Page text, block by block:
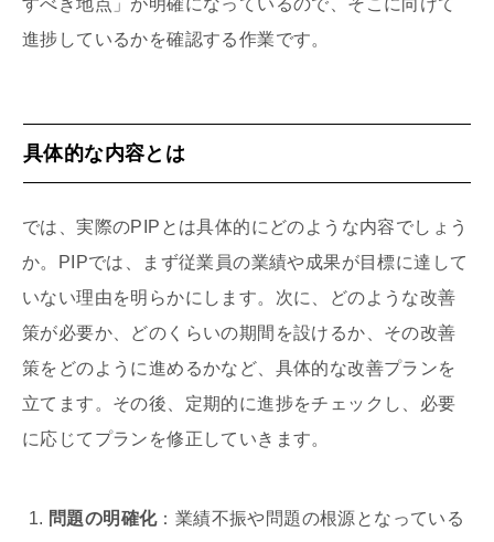
進捗しているかを確認する作業です。
具体的な内容とは
では、実際のPIPとは具体的にどのような内容でしょう
か。PIPでは、まず従業員の業績や成果が目標に達して
いない理由を明らかにします。次に、どのような改善
策が必要か、どのくらいの期間を設けるか、その改善
策をどのように進めるかなど、具体的な改善プランを
立てます。その後、定期的に進捗をチェックし、必要
に応じてプランを修正していきます。
問題の明確化：業績不振や問題の根源となっている